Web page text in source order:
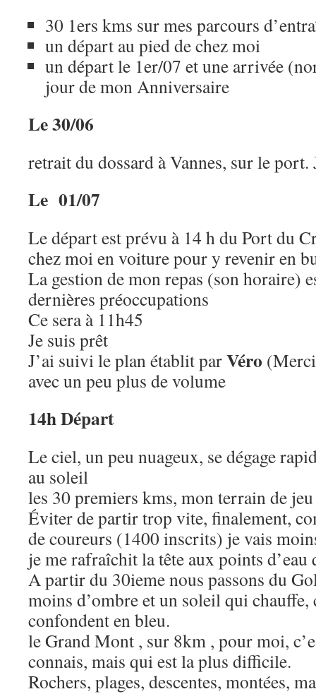
30 1ers kms sur mes parcours
un départ au pied de chez moi
un départ le 1er/07 et une arrivée
jour de mon Anniversaire
Le 30/06
retrait du dossard à Vannes, sur le
Le 01/07
Le départ est prévu à 14 h du Port du
chez moi en voiture pour y revenir en
La gestion de mon repas (son horaire)
dernières préoccupations
Ce sera à 11h45
Je suis prêt
J’ai suivi le plan établit parVéro
avec un peu plus de volume
14h Départ
Le ciel, un peu nuageux, se dégage
au soleil
les 30 premiers kms, mon terrain de jeu
Éviter de partir trop vite, finalement,
de coureurs (1400 inscrits) je vais
je me rafraîchit la tête aux points d’eau
A partir du 30ieme nous passons du
moins d’ombre et un soleil qui chauffe,
confondent en bleu.
le Grand Mont , sur 8km , pour moi,
connais, mais qui est la plus difficile.
Rochers, plages, descentes, montées,